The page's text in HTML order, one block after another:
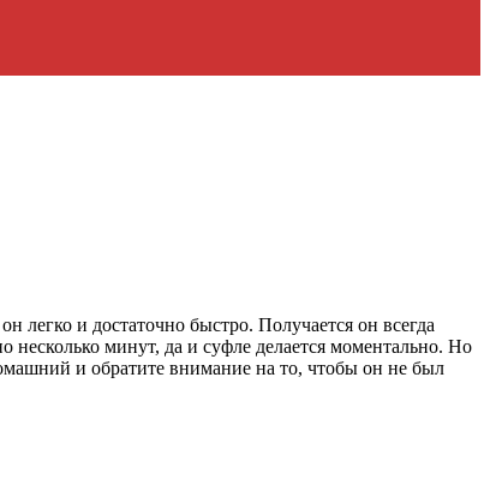
и достаточно быстро. Получается он всегда
несколько минут, да и суфле делается моментально. Но
и обратите внимание на то, чтобы он не был